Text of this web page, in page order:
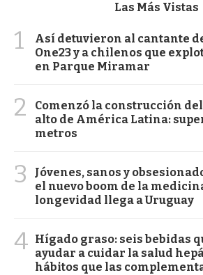
Las Más Vistas
1
Así detuvieron al cantante
One23 y a chilenos que
en Parque Miramar
2
Comenzó la construcción
alto de América Latina:
metros
3
Jóvenes, sanos y
el nuevo boom de la
longevidad llega a Uruguay
4 Hígado graso: seis bebidas
ayudar a cuidar la salud
hábitos que las